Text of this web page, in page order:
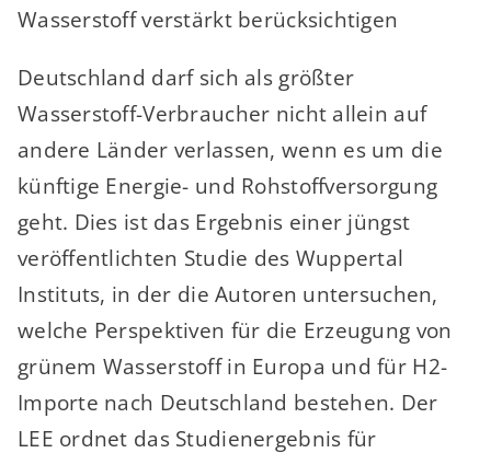
Wasserstoff verstärkt berücksichtigen
Deutschland darf sich als größter
Wasserstoff-Verbraucher nicht allein auf
andere Länder verlassen, wenn es um die
künftige Energie- und Rohstoffversorgung
geht. Dies ist das Ergebnis einer jüngst
veröffentlichten Studie des Wuppertal
Instituts, in der die Autoren untersuchen,
welche Perspektiven für die Erzeugung von
grünem Wasserstoff in Europa und für H2-
Importe nach Deutschland bestehen. Der
LEE ordnet das Studienergebnis für